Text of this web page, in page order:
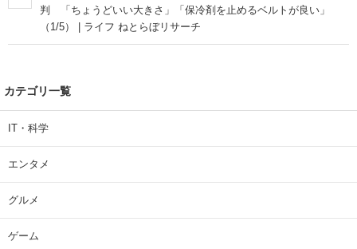
判 「ちょうどいい大きさ」「保冷剤を止めるベルトが良い」
（1/5） | ライフ ねとらぼリサーチ
カテゴリ一覧
IT・科学
エンタメ
グルメ
ゲーム